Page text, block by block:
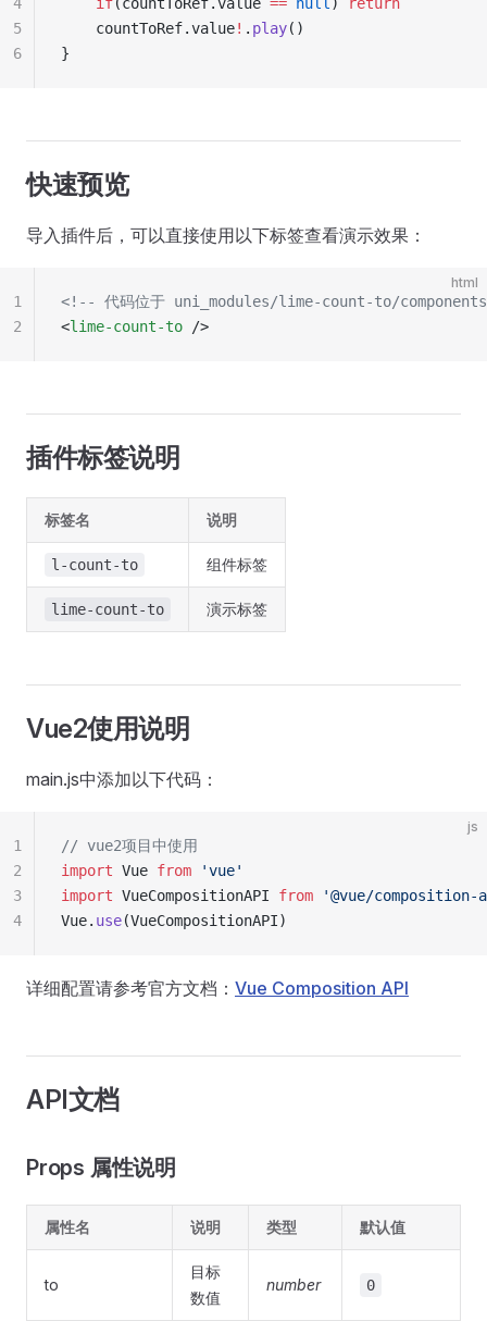
	countToRef.value
! . play()
}
5
6
快速预览
导入插件后，可以直接使用以下标签查看演示效果：
html
<!-- 代码位于 uni_modules/lime-count-to/
<lime-count-to />
1
2
插件标签说明
标签名 说明
l-count-to 组件标签
lime-count-to 演示标签
Vue2使用说明
main.js中添加以下代码：
js
// vue2项目中使用
import Vue from 'vue'
import VueCompositionAPI from '@vue/
Vue. use(VueCompositionAPI)
1
2
3
4
详细配置请参考官方文档： Vue Composition API
API文档
Props 属性说明
属性名 说明 类型 默认值
to
目标
数值
number 0